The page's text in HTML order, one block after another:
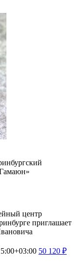
центр
приглашает
50 120 ₽